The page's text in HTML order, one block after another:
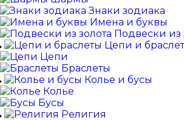
Знаки зодиака
Имена и буквы
Подвески из
Цепи и
Цепи
Браслеты
Колье и бусы
Колье
Бусы
Религия